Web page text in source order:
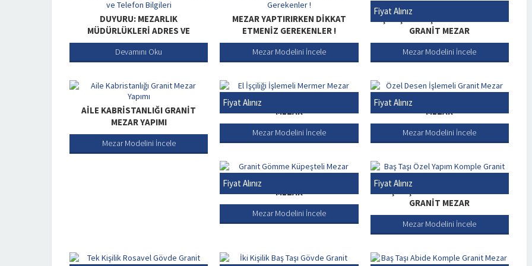
DUYURU: MEZARLIK
MÜDÜRLÜKLERI ADRES VE
TELEFON BILGILERI
Devamını Oku
MEZAR YAPTIRIRKEN DIKKAT
ETMENIZ GEREKENLER !
Mezar Modelini İncele
BAŞ TAŞI KÜPEŞTESI 6 CM KOMPLE
GRANIT MEZAR
Mezar Modelini İncele
Fiyat Alınız
AILE KABRISTANLIĞI GRANIT
MEZAR YAPIMI
Mezar Modelini İncele
EL İŞÇILIĞI İŞLEMELI MERMER
MEZAR
Mezar Modelini İncele
Fiyat Alınız
ÖZEL DESEN İŞLEMELI GRANIT
MEZAR
Mezar Modelini İncele
Fiyat Alınız
GRANIT GÖMME KÜPEŞTELI
MEZAR
Mezar Modelini İncele
Fiyat Alınız
BAŞ TAŞI ÖZEL YAPIM KOMPLE
GRANIT MEZAR
Mezar Modelini İncele
Fiyat Alınız